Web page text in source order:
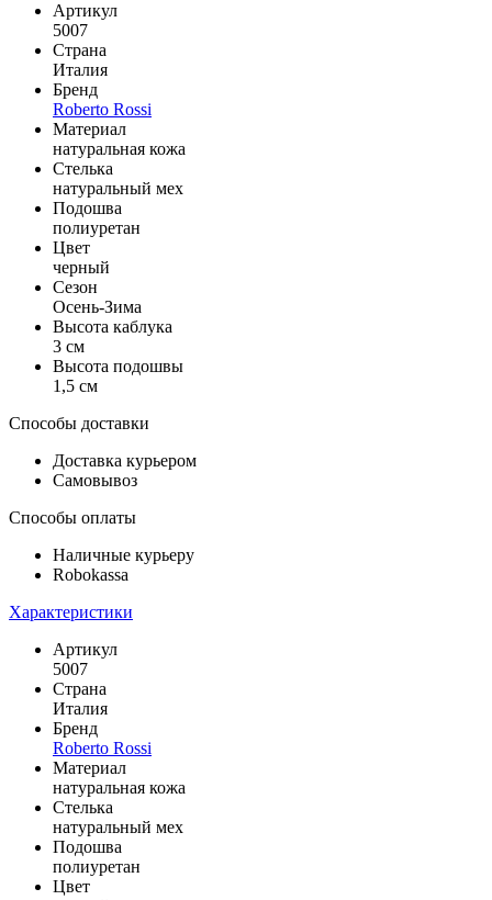
Артикул
5007
Страна
Италия
Бренд
Roberto Rossi
Материал
натуральная кожа
Стелька
натуральный мех
Подошва
полиуретан
Цвет
черный
Сезон
Осень-Зима
Высота каблука
3 см
Высота подошвы
1,5 см
Способы доставки
Доставка курьером
Самовывоз
Способы оплаты
Наличные курьеру
Robokassa
Характеристики
Артикул
5007
Страна
Италия
Бренд
Roberto Rossi
Материал
натуральная кожа
Стелька
натуральный мех
Подошва
полиуретан
Цвет